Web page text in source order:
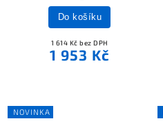
1 614 Kč bez DPH
1 953 Kč
Do košíku
NOVINKA